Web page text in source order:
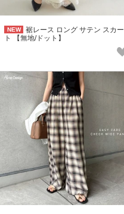
NEW
裾レース ロング サテン スカー
ト 【無地/ドット】